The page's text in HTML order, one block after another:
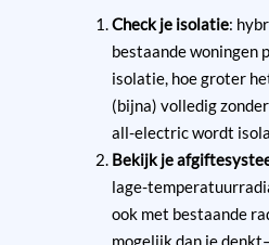
Check je isolatie:
bestaande woningen
isolatie, hoe groter
(bijna) volledig
all-electric wordt
Bekijk je
lage-
ook met bestaande
mogelijk dan je